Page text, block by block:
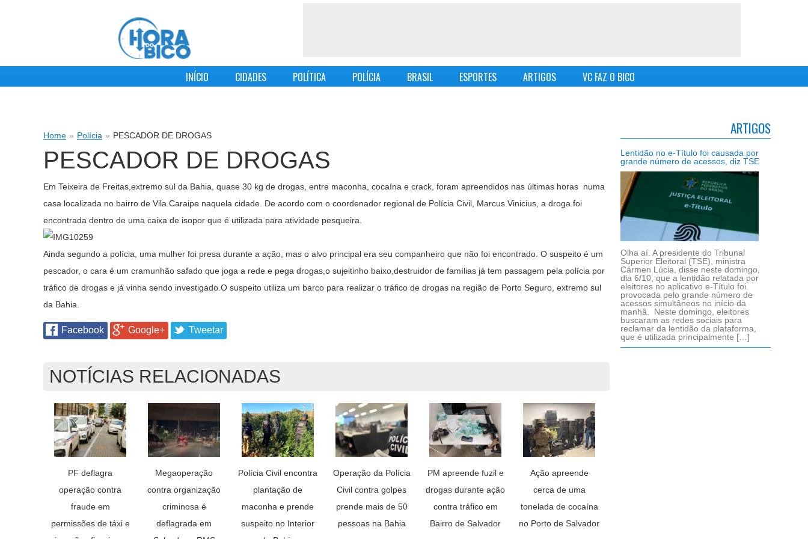
INÍCIO CIDADES POLÍTICA POLÍCIA BRASIL ESPORTES ARTIGOS VC FAZ O BICO
Home » Polícia » PESCADOR DE DROGAS
PESCADOR DE DROGAS
Em Teixeira de Freitas,extremo sul da Bahia, quase 30 kg de drogas, entre maconha, cocaína e crack, foram apreendidos nas últimas horas numa
casa localizada no bairro de Vila Caraipe naquela cidade. De acordo com o coordenador regional de Polícia Civil, Marcus Vinicius, a droga foi
encontrada dentro de uma caixa de isopor que é utilizada para atividade pesqueira.
Ainda segundo a polícia, uma mulher foi presa durante a ação, mas o alvo principal era seu companheiro que não foi encontrado. O suspeito é um
pescador, o cara é um cramunhão safado que joga a rede e pega drogas,o sujeitinho baixo,destruidor de famílias já tem passagem pela polícia por
tráfico de drogas e já vinha sendo investigado.O suspeito utiliza um barco para realizar o tráfico de drogas na região de Porto Seguro, extremo sul
da Bahia.
Facebook Google+ Tweetar
NOTÍCIAS RELACIONADAS
PF deflagra
operação contra
fraude em
permissões de táxi e
Megaoperação
contra organização
criminosa é
deflagrada em
Polícia Civil encontra
plantação de
maconha e prende
suspeito no Interior
Operação da Polícia
Civil contra golpes
prende mais de 50
pessoas na Bahia
PM apreende fuzil e
drogas durante ação
contra tráfico em
Bairro de Salvador
Ação apreende
cerca de uma
tonelada de cocaína
no Porto de Salvador
ARTIGOS
Lentidão no e-Título foi causada por
grande número de acessos, diz TSE
Olha aí. A presidente do Tribunal
Superior Eleitoral (TSE), ministra
Cármen Lúcia, disse neste domingo,
dia 6/10, que a lentidão relatada por
eleitores no aplicativo e-Título foi
provocada pelo grande número de
acessos simultâneos no início da
manhã. Neste domingo, eleitores
buscaram as redes sociais para
reclamar da lentidão da plataforma,
que é utilizada principalmente […]